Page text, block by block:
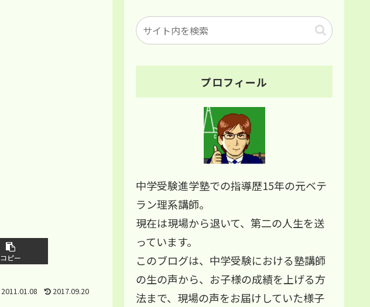
コピー
2011.01.08 2017.09.20
プロフィール
中学受験進学塾での指導歴15年の元ベテ
ラン理系講師。
現在は現場から退いて、第二の人生を送
っています。
このブログは、中学受験における塾講師
の生の声から、お子様の成績を上げる方
法まで、現場の声をお届けしていた様子